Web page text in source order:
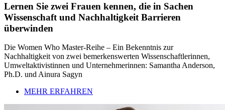
Lernen Sie zwei Frauen kennen, die in Sachen
Wissenschaft und Nachhaltigkeit Barrieren
überwinden
Die Women Who Master-Reihe – Ein Bekenntnis zur
Nachhaltigkeit von zwei bemerkenswerten Wissenschaftlerinnen,
Umweltaktivistinnen und Unternehmerinnen: Samantha Anderson,
Ph.D. und Ainura Sagyn
MEHR ERFAHREN